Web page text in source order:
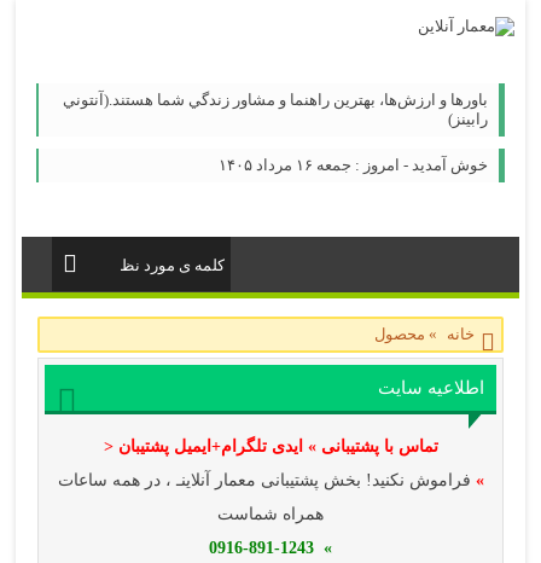
باورها و ارزش‌ها، بهترين راهنما و مشاور زندگي شما هستند.(آنتوني
رابينز)
خوش آمدید - امروز : جمعه ۱۶ مرداد ۱۴۰۵
خانه » محصول
اطلاعیه سایت
تماس با پشتیبانی » ایدی تلگرام+ایمیل پشتیبان <
» فراموش نکنید! بخش پشتیبانی معمار آنلاینـ ، در همه ساعات
همراه شماست
» 0916-891-1243